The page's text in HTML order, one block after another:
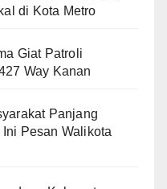
di Kota Metro
Giat Patroli
Way Kanan
Panjang
Pesan Walikota